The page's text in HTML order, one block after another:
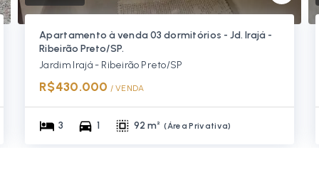
Apartamento à venda 03 dormitórios - Jd. Irajá -
Ribeirão Preto/SP.
Jardim Irajá - Ribeirão Preto/SP
R$430.000 / VENDA
3 1 92 m² (Área Privativa)